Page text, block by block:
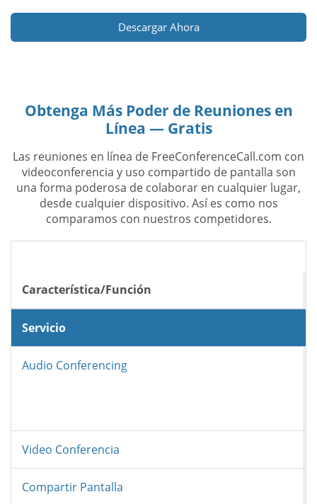
Descargar Ahora
Obtenga Más Poder de Reuniones en
Línea — Gratis
Las reuniones en línea de FreeConferenceCall.com con
videoconferencia y uso compartido de pantalla son
una forma poderosa de colaborar en cualquier lugar,
desde cualquier dispositivo. Así es como nos
comparamos con nuestros competidores.
Característica/Función
Servicio
Audio Conferencing
Video Conferencia
Compartir Pantalla